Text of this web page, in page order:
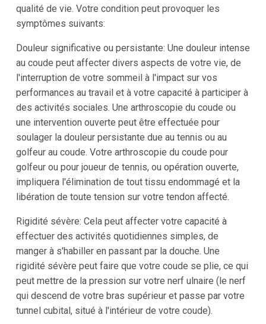
qualité de vie. Votre condition peut provoquer les
symptômes suivants:
Douleur significative ou persistante: Une douleur intense
au coude peut affecter divers aspects de votre vie, de
l'interruption de votre sommeil à l'impact sur vos
performances au travail et à votre capacité à participer à
des activités sociales. Une arthroscopie du coude ou
une intervention ouverte peut être effectuée pour
soulager la douleur persistante due au tennis ou au
golfeur au coude. Votre arthroscopie du coude pour
golfeur ou pour joueur de tennis, ou opération ouverte,
impliquera l'élimination de tout tissu endommagé et la
libération de toute tension sur votre tendon affecté.
Rigidité sévère: Cela peut affecter votre capacité à
effectuer des activités quotidiennes simples, de
manger à s'habiller en passant par la douche. Une
rigidité sévère peut faire que votre coude se plie, ce qui
peut mettre de la pression sur votre nerf ulnaire (le nerf
qui descend de votre bras supérieur et passe par votre
tunnel cubital, situé à l'intérieur de votre coude).